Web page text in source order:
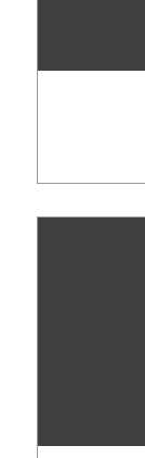
Atelier